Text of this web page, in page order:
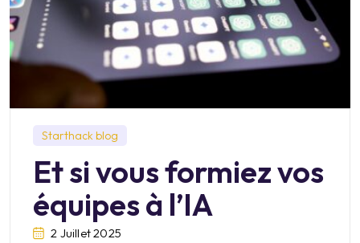
Starthack blog
Et si vous formiez vos
équipes à l’IA
2 Juillet 2025